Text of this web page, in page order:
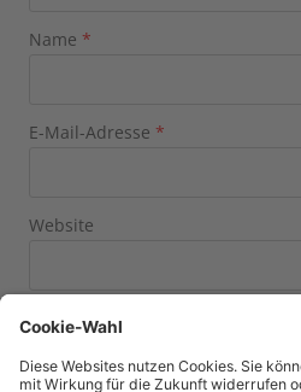
Name *
E-Mail-Adresse *
Website
Name, E-Mail-Adresse und